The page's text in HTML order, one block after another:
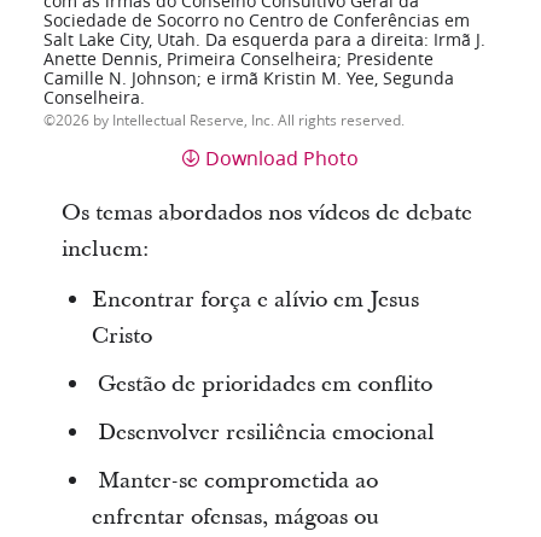
Sociedade de Socorro no Centro de Conferências em
Salt Lake City, Utah. Da esquerda para a direita: Irmã J.
Anette Dennis, Primeira Conselheira; Presidente
Camille N. Johnson; e irmã Kristin M. Yee, Segunda
Conselheira.
2026 by Intellectual Reserve, Inc. All rights reserved.
Download Photo
Os temas abordados nos vídeos de debate
incluem:
Encontrar força e alívio em Jesus
Cristo
Gestão de prioridades em conflito
Desenvolver resiliência emocional
Manter-se comprometida ao
enfrentar ofensas, mágoas ou